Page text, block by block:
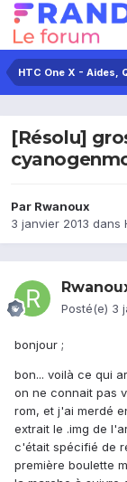
HTC One X - Aides,
[Résolu]
Par Rwanoux
3 janvier 2013 dans
Posté(e) 3
bonjour ;
bon... voilà ce qui
on ne connait pas
rom, et j'ai merdé
extrait le .img de
c'était spécifié de
première boulette